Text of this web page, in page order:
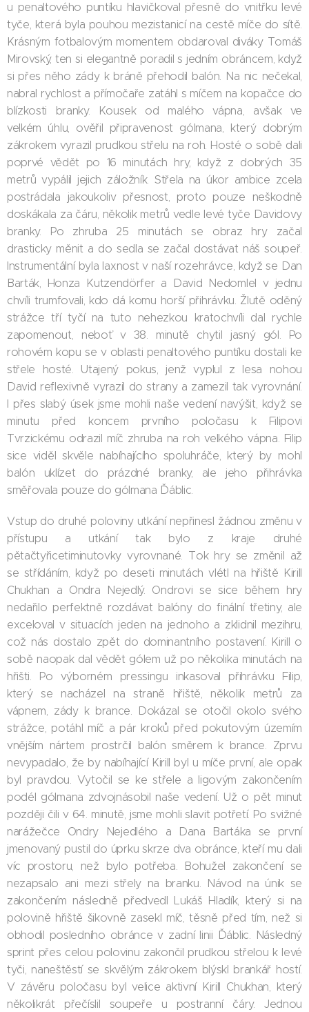
u penaltového puntíku hlavičkoval přesně do vnitřku levé
tyče, která byla pouhou mezistanicí na cestě míče do sítě.
Krásným fotbalovým momentem obdaroval diváky Tomáš
Mirovský, ten si elegantně poradil s jedním obráncem, když
si přes něho zády k bráně přehodil balón. Na nic nečekal,
nabral rychlost a přímočaře zatáhl s míčem na kopačce do
blízkosti branky. Kousek od malého vápna, avšak ve
velkém úhlu, ověřil připravenost gólmana, který dobrým
zákrokem vyrazil prudkou střelu na roh. Hosté o sobě dali
poprvé vědět po 16 minutách hry, když z dobrých 35
metrů vypálil jejich záložník. Střela na úkor ambice zcela
postrádala jakoukoliv přesnost, proto pouze neškodně
doskákala za čáru, několik metrů vedle levé tyče Davidovy
branky. Po zhruba 25 minutách se obraz hry začal
drasticky měnit a do sedla se začal dostávat náš soupeř.
Instrumentální byla laxnost v naší rozehrávce, když se Dan
Barták, Honza Kutzendörfer a David Nedomlel v jednu
chvíli trumfovali, kdo dá komu horší přihrávku. Žlutě oděný
strážce tří tyčí na tuto nehezkou kratochvíli dal rychle
zapomenout, neboť v 38. minutě chytil jasný gól. Po
rohovém kopu se v oblasti penaltového puntíku dostali ke
střele hosté. Utajený pokus, jenž vyplul z lesa nohou
David reflexivně vyrazil do strany a zamezil tak vyrovnání.
I přes slabý úsek jsme mohli naše vedení navýšit, když se
minutu před koncem prvního poločasu k Filipovi
Tvrzickému odrazil míč zhruba na roh velkého vápna. Filip
sice viděl skvěle nabíhajícího spoluhráče, který by mohl
balón uklízet do prázdné branky, ale jeho přihrávka
směřovala pouze do gólmana Ďáblic.
Vstup do druhé poloviny utkání nepřinesl žádnou změnu v
přístupu a utkání tak bylo z kraje druhé
pětačtyřicetiminutovky vyrovnané. Tok hry se změnil až
se střídáním, když po deseti minutách vlétl na hřiště Kirill
Chukhan a Ondra Nejedlý. Ondrovi se sice během hry
nedařilo perfektně rozdávat balóny do finální třetiny, ale
exceloval v situacích jeden na jednoho a zklidnil mezihru,
což nás dostalo zpět do dominantního postavení. Kirill o
sobě naopak dal vědět gólem už po několika minutách na
hřišti. Po výborném pressingu inkasoval přihrávku Filip,
který se nacházel na straně hřiště, několik metrů za
vápnem, zády k brance. Dokázal se otočil okolo svého
strážce, potáhl míč a pár kroků před pokutovým územím
vnějším nártem prostrčil balón směrem k brance. Zprvu
nevypadalo, že by nabíhající Kirill byl u míče první, ale opak
byl pravdou. Vytočil se ke střele a ligovým zakončením
podél gólmana zdvojnásobil naše vedení. Už o pět minut
později čili v 64. minutě, jsme mohli slavit potřetí. Po svižné
narážečce Ondry Nejedlého a Dana Bartáka se první
jmenovaný pustil do úprku skrze dva obránce, kteří mu dali
víc prostoru, než bylo potřeba. Bohužel zakončení se
nezapsalo ani mezi střely na branku. Návod na únik se
zakončením následně předvedl Lukáš Hladík, který si na
polovině hřiště šikovně zasekl míč, těsně před tím, než si
obhodil posledního obránce v zadní linii Ďáblic. Následný
sprint přes celou polovinu zakončil prudkou střelou k levé
tyči, naneštěstí se skvělým zákrokem blýskl brankář hostí.
V závěru poločasu byl velice aktivní Kirill Chukhan, který
několikrát přečíslil soupeře u postranní čáry. Jednou